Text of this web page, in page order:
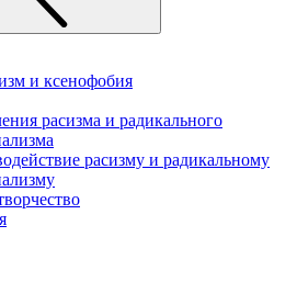
и ксенофобия
расизма и радикального
расизму и радикальному